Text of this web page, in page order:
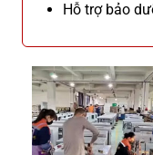
Hỗ trợ bảo